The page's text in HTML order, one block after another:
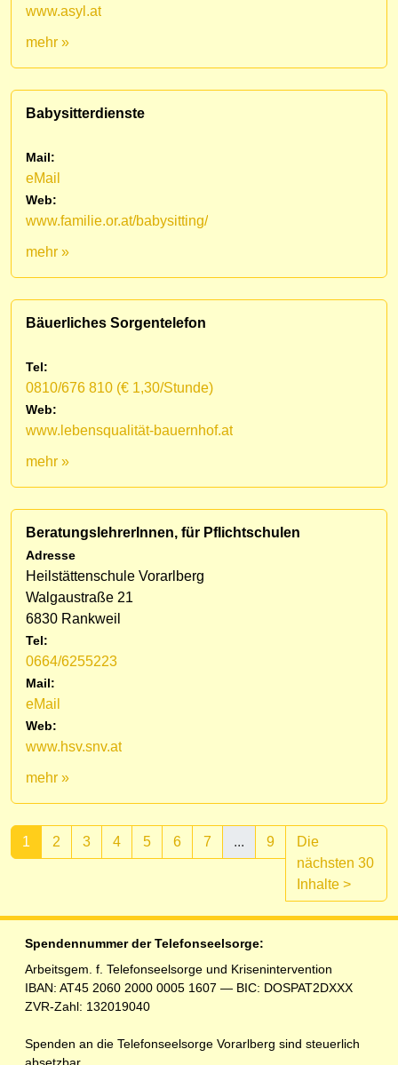
www.asyl.at
mehr »
Babysitterdienste
Mail:
eMail
Web:
www.familie.or.at/babysitting/
mehr »
Bäuerliches Sorgentelefon
Tel:
0810/676 810 (€ 1,30/Stunde)
Web:
www.lebensqualität-bauernhof.at
mehr »
BeratungslehrerInnen, für Pflichtschulen
Adresse
Heilstättenschule Vorarlberg
Walgaustraße 21
6830 Rankweil
Tel:
0664/6255223
Mail:
eMail
Web:
www.hsv.snv.at
mehr »
1
2 3 4 5 6 7 ... 9
Die
nächsten 30
Inhalte >
Spendennummer der Telefonseelsorge:
Arbeitsgem. f. Telefonseelsorge und Krisenintervention
IBAN: AT45 2060 2000 0005 1607 — BIC: DOSPAT2DXXX
ZVR-Zahl: 132019040
Spenden an die Telefonseelsorge Vorarlberg sind steuerlich